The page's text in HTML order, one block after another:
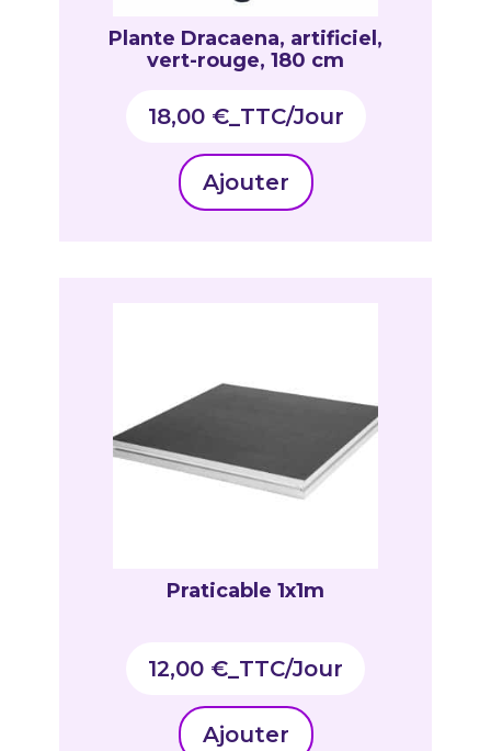
Plante Dracaena, artificiel,
vert-rouge, 180 cm
18,00 €_TTC
Ajouter
Praticable 1x1m
12,00 €_TTC
Ajouter